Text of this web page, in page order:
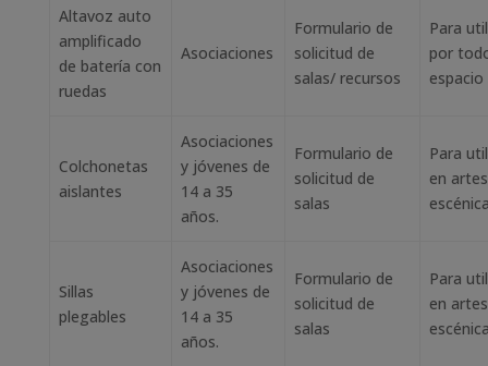
Altavoz auto
amplificado
de batería con
ruedas
Asociaciones
Formulario de
solicitud de
salas/ recursos
Para
por
espacio
Colchonetas
aislantes
Asociaciones
y jóvenes de
14 a 35
años.
Formulario de
solicitud de
salas
Para
en artes
Sillas
plegables
Asociaciones
y jóvenes de
14 a 35
años.
Formulario de
solicitud de
salas
Para
en artes